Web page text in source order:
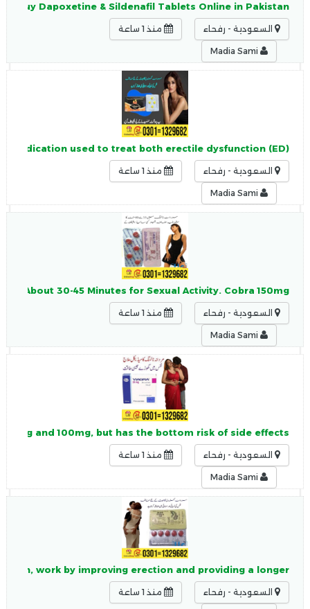
Buy Dapoxetine & Sildenafil Tablets Online in Pakistan,
السعودية - رفحاء منذ 1 ساعة
medication used to treat both erectile dysfunction (ED)
السعودية - رفحاء منذ 1 ساعة
About 30-45 Minutes for Sexual Activity. Cobra 150mg
السعودية - رفحاء منذ 1 ساعة
and 100mg, but has the bottom risk of side effects
السعودية - رفحاء منذ 1 ساعة
work by improving erection and providing a longer
السعودية - رفحاء منذ 1 ساعة